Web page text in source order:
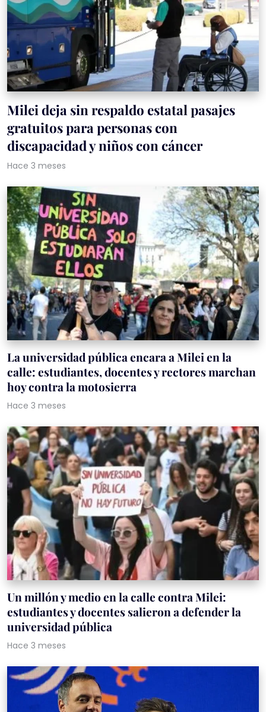
Milei deja sin respaldo estatal pasajes
gratuitos para personas con
discapacidad y niños con cáncer
Hace 3 meses
La universidad pública encara a Milei en la
calle: estudiantes, docentes y rectores marchan
hoy contra la motosierra
Hace 3 meses
Un millón y medio en la calle contra Milei:
estudiantes y docentes salieron a defender la
universidad pública
Hace 3 meses